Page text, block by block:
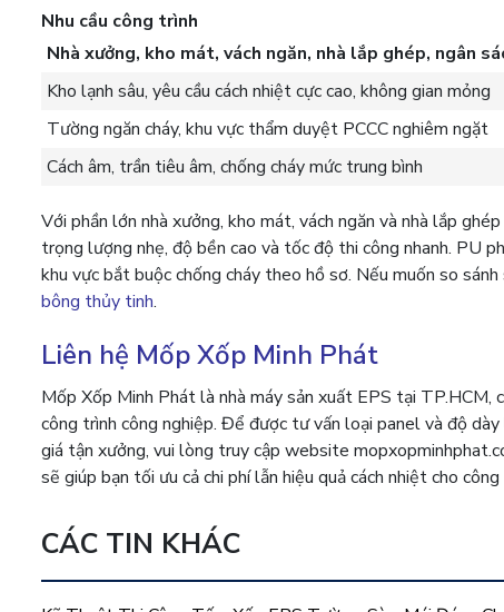
Nhu cầu công trình
Nhà xưởng, kho mát, vách ngăn, nhà lắp ghép, ngân
Kho lạnh sâu, yêu cầu cách nhiệt cực cao, không gian mỏng
Tường ngăn cháy, khu vực thẩm duyệt PCCC nghiêm ngặt
Cách âm, trần tiêu âm, chống cháy mức trung bình
Với phần lớn nhà xưởng, kho mát, vách ngăn và nhà lắp
trọng lượng nhẹ, độ bền cao và tốc độ thi công nhanh. PU
khu vực bắt buộc chống cháy theo hồ sơ. Nếu muốn so
bông thủy tinh.
Liên hệ Mốp Xốp Minh Phát
Mốp Xốp Minh Phát là nhà máy sản xuất EPS tại TP.HCM,
công trình công nghiệp. Để được tư vấn loại panel và độ
giá tận xưởng, vui lòng truy cập website
sẽ giúp bạn tối ưu cả chi phí lẫn hiệu quả cách nhiệt cho công
CÁC TIN KHÁC